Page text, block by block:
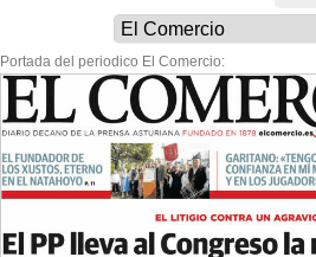
Portada del periodico El Comercio: